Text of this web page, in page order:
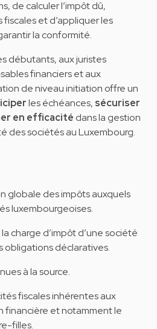
de calculer l’impôt dû,
fiscales et d’appliquer les
la conformité.
débutants, aux juristes
financiers et aux
de niveau initiation offre un
les échéances, sécuriser
en efficacité dans la gestion
des sociétés au Luxembourg.
globale des impôts auxquels
luxembourgeoises.
charge d’impôt d’une société
obligations déclaratives.
à la source.
fiscales inhérentes aux
financière et notamment le
filles.